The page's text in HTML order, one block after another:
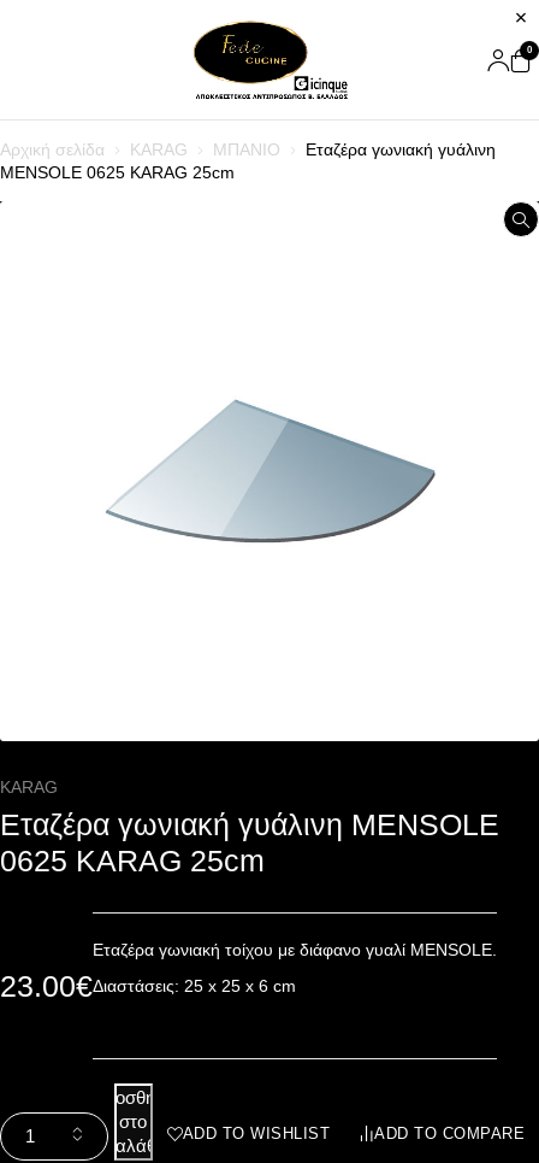
0
Αρχική σελίδα KARAG ΜΠΑΝΙΟ
Εταζέρα γωνιακή γυάλινη
MENSOLE 0625 KARAG 25cm
KARAG
Εταζέρα γωνιακή γυάλινη MENSOLE
0625 KARAG 25cm
23.00€
Εταζέρα γωνιακή τοίχου με διάφανο γυαλί MENSOLE.
Διαστάσεις: 25 x 25 x 6 cm
Προσθήκη
στο
καλάθι
ADD TO WISHLIST ADD TO COMPARE